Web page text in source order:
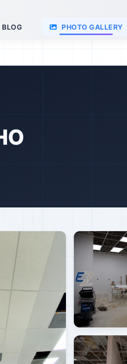
BLOG PHOTO GALLERY